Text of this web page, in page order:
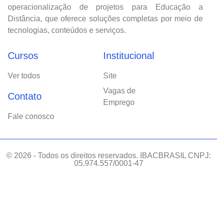
operacionalização de projetos para Educação a
Distância, que oferece soluções completas por meio de
tecnologias, conteúdos e serviços.
Cursos
Ver todos
Contato
Fale conosco
Institucional
Site
Vagas de
Emprego
© 2026 - Todos os direitos reservados. IBACBRASIL CNPJ:
05.974.557/0001-47